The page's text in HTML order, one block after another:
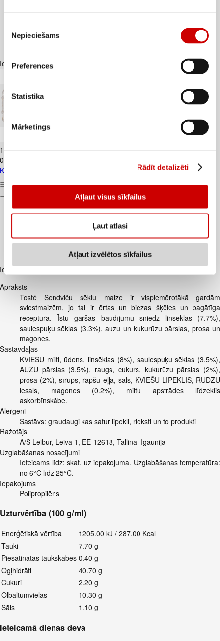
izvēle
Nepieciešams
Preferences
Statistika
Mārketings
Rādīt detalizēti
Atļaut visus sīkfailus
Ļaut atlasi
Atļaut izvēlētos sīkfailus
Iesakām ar
1
0,18€/gab.
Kūtī dētas olas 10gab.
Iesakām ar
Apraksts
Tosté Sendviču sēklu maize ir vispiemērotākā gardām
sviestmaizēm, jo tai ir ērtas un biezas šķēles un bagātīga
receptūra. Īstu garšas baudījumu sniedz linsēklas (7.7%),
saulespuķu sēklas (3.3%), auzu un kukurūzu pārslas, prosa un
magones.
Sastāvdaļas
KVIEŠU milti, ūdens, linsēklas (8%), saulespuķu sēklas (3.5%),
AUZU pārslas (3.5%), raugs, cukurs, kukurūzu pārslas (2%),
prosa (2%), sīrups, rapšu eļļa, sāls, KVIEŠU LIPEKLIS, RUDZU
iesals, magones (0.2%), miltu apstrādes līdzeklis
askorbīnskābe.
Alergēni
Sastāvs: graudaugi kas satur lipekli, rieksti un to produkti
Ražotājs
A/S Leibur, Leiva 1, EE-12618, Tallina, Igaunija
Uzglabāšanas nosacījumi
Ieteicams līdz: skat. uz iepakojuma. Uzglabāšanas temperatūra:
no 6°C līdz 25°C.
Iepakojums
Polipropilēns
Uzturvērtība (100 g/ml)
Enerģētiskā vērtība
1205.00 kJ / 287.00 Kcal
Tauki
7.70 g
Piesātinātas taukskābes 0.40 g
Ogļhidrāti
40.70 g
Cukuri
2.20 g
Olbaltumvielas
10.30 g
Sāls
1.10 g
Ieteicamā dienas deva